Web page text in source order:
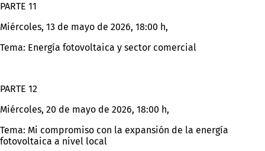
PARTE 11
Miércoles, 13 de mayo de 2026, 18:00 h,
Tema: Energía fotovoltaica y sector comercial
PARTE 12
Miércoles, 20 de mayo de 2026, 18:00 h,
Tema: Mi compromiso con la expansión de la energía
fotovoltaica a nivel local